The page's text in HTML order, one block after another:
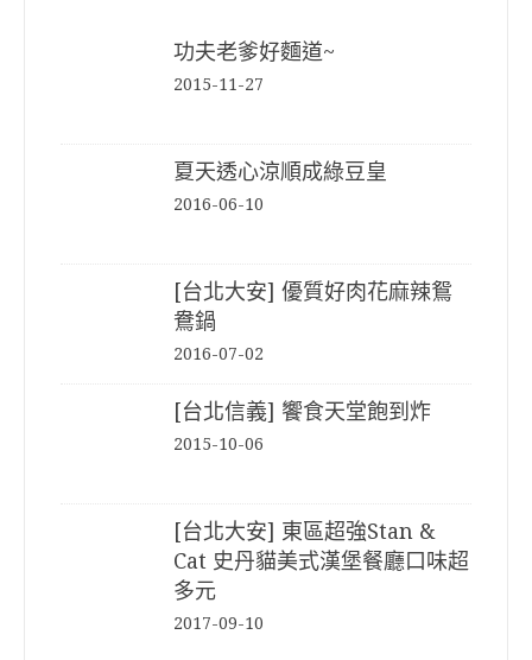
功夫老爹好麵道~
2015-11-27
夏天透心涼順成綠豆皇
2016-06-10
[台北大安] 優質好肉花麻辣鴛
鴦鍋
2016-07-02
[台北信義] 饗食天堂飽到炸
2015-10-06
[台北大安] 東區超強Stan &
Cat 史丹貓美式漢堡餐廳口味超
多元
2017-09-10